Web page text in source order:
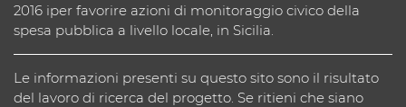
2016 iper favorire azioni di monitoraggio civico della
spesa pubblica a livello locale, in Sicilia.
Le informazioni presenti su questo sito sono il risultato
del lavoro di ricerca del progetto. Se ritieni che siano